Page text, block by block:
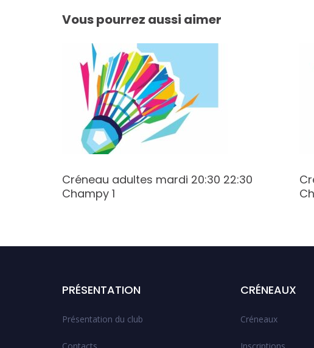
l’article
Vous pourrez aussi aimer
Créneau adultes mardi 20:30 22:30
Champy 1
PRÉSENTATION
Présentation du club
CRÉNEAUX
Créneaux